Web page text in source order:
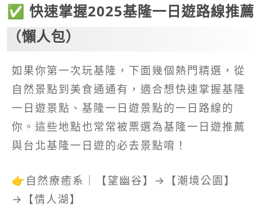
✅ 快速掌握2025基隆一日遊路線推薦
（懶人包）
如果你第一次玩基隆，下面幾個熱門精選，從
自然景點到美食通通有，適合想快速掌握基隆
一日遊景點、基隆一日遊景點的一日路線的
你。這些地點也常常被票選為基隆一日遊推薦
與台北基隆一日遊的必去景點唷！
👉自然療癒系｜【望幽谷】→【潮境公園】
→【情人湖】